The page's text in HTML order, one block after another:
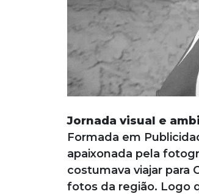
Jornada visual e
Formada em
apaixonada pela
costumava viajar para
fotos da região. Logo